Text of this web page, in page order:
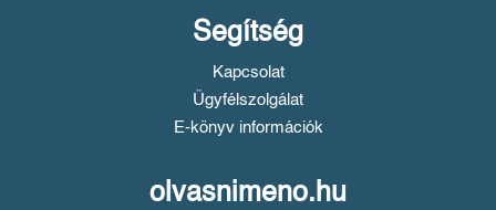
Segítség
Kapcsolat
Ügyfélszolgálat
E-könyv információk
olvasnimeno.hu